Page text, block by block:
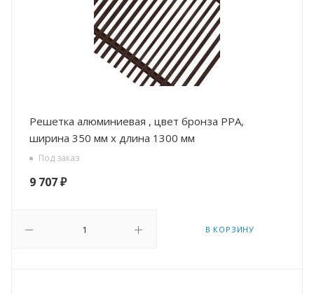
Решетка алюминиевая , цвет бронза РРА,
ширина 350 мм х длина 1300 мм
Под заказ
9 707₽
В КОРЗИНУ